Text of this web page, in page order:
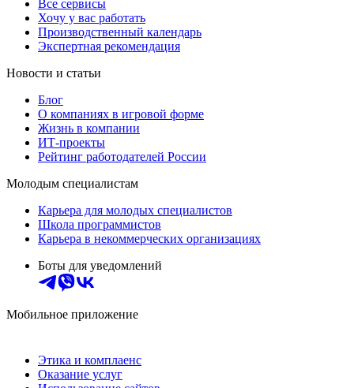
Все сервисы
Хочу у вас работать
Производственный календарь
Экспертная рекомендация
Новости и статьи
Блог
О компаниях в игровой форме
Жизнь в компании
ИТ-проекты
Рейтинг работодателей России
Молодым специалистам
Карьера для молодых специалистов
Школа программистов
Карьера в некоммерческих организациях
Боты для уведомлений
Мобильное приложение
Этика и комплаенс
Оказание услуг